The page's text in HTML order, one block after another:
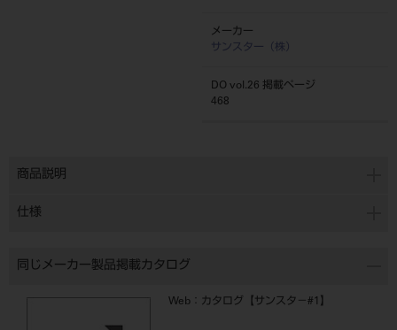
メーカー
サンスター（株）
DO vol.26 掲載ページ
468
商品説明
仕様
同じメーカー製品掲載カタログ
Web：カタログ【サンスタ－#1】